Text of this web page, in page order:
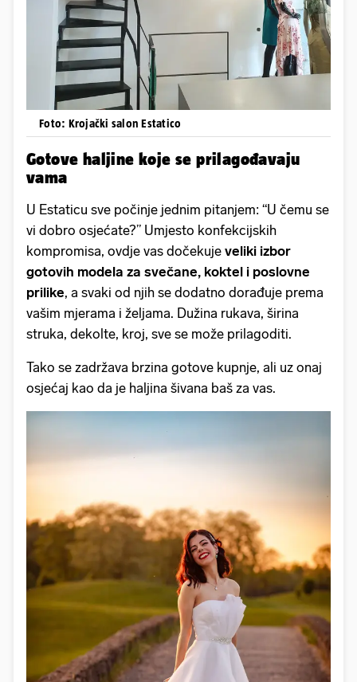
Foto: Krojački salon Estatico
Gotove haljine koje se prilagođavaju
vama
U Estaticu sve počinje jednim pitanjem: “U čemu se
vi dobro osjećate?” Umjesto konfekcijskih
kompromisa, ovdje vas dočekuje veliki izbor
gotovih modela za svečane, koktel i poslovne
prilike, a svaki od njih se dodatno dorađuje prema
vašim mjerama i željama. Dužina rukava, širina
struka, dekolte, kroj, sve se može prilagoditi.
Tako se zadržava brzina gotove kupnje, ali uz onaj
osjećaj kao da je haljina šivana baš za vas.